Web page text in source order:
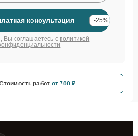
консультация -25%
Вы соглашаетесь с политикой
конфиденциальности
Стоимость работ от 700 ₽